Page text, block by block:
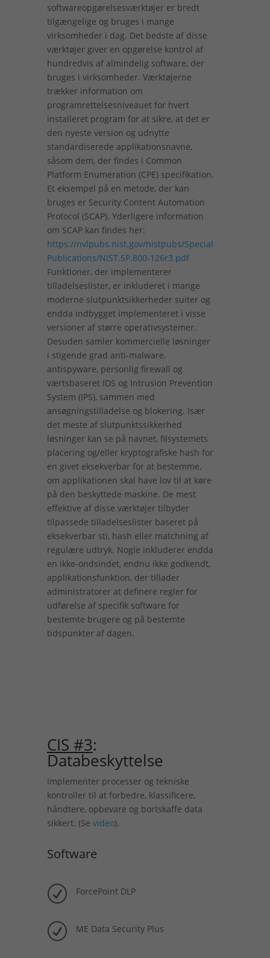
softwareopgørelsesværktøjer er bredt
tilgængelige og bruges i mange
virksomheder i dag. Det bedste af disse
værktøjer giver en opgørelse kontrol af
hundredvis af almindelig software, der
bruges i virksomheder. Værktøjerne
trækker information om
programrettelsesniveauet for hvert
installeret program for at sikre, at det er
den nyeste version og udnytte
standardiserede applikationsnavne,
såsom dem, der findes i Common
Platform Enumeration (CPE) specifikation.
Et eksempel på en metode, der kan
bruges er Security Content Automation
Protocol (SCAP). Yderligere information
om SCAP kan findes her:
https://nvlpubs.nist.gov/nistpubs/Special
Publications/NIST.SP.800-126r3.pdf
Funktioner, der implementerer
tilladelseslister, er inkluderet i mange
moderne slutpunktsikkerheder suiter og
endda indbygget implementeret i visse
versioner af større operativsystemer.
Desuden samler kommercielle løsninger
i stigende grad anti-malware,
antispyware, personlig firewall og
værtsbaseret IDS og Intrusion Prevention
System (IPS), sammen med
ansøgningstilladelse og blokering. Især
det meste af slutpunktssikkerhed
løsninger kan se på navnet, filsystemets
placering og/eller kryptografiske hash for
en givet eksekverbar for at bestemme,
om applikationen skal have lov til at køre
på den beskyttede maskine. De mest
effektive af disse værktøjer tilbyder
tilpassede tilladelseslister baseret på
eksekverbar sti, hash eller matchning af
regulære udtryk. Nogle inkluderer endda
en ikke-ondsindet, endnu ikke godkendt,
applikationsfunktion, der tillader
administratorer at definere regler for
udførelse af specifik software for
bestemte brugere og på bestemte
tidspunkter af dagen.
CIS #3:
Databeskyttelse
Implementer processer og tekniske
kontroller til at forbedre, klassificere,
håndtere, opbevare og bortskaffe data
sikkert. (Se video).
Software
R ForcePoint DLP
R ME Data Security Plus